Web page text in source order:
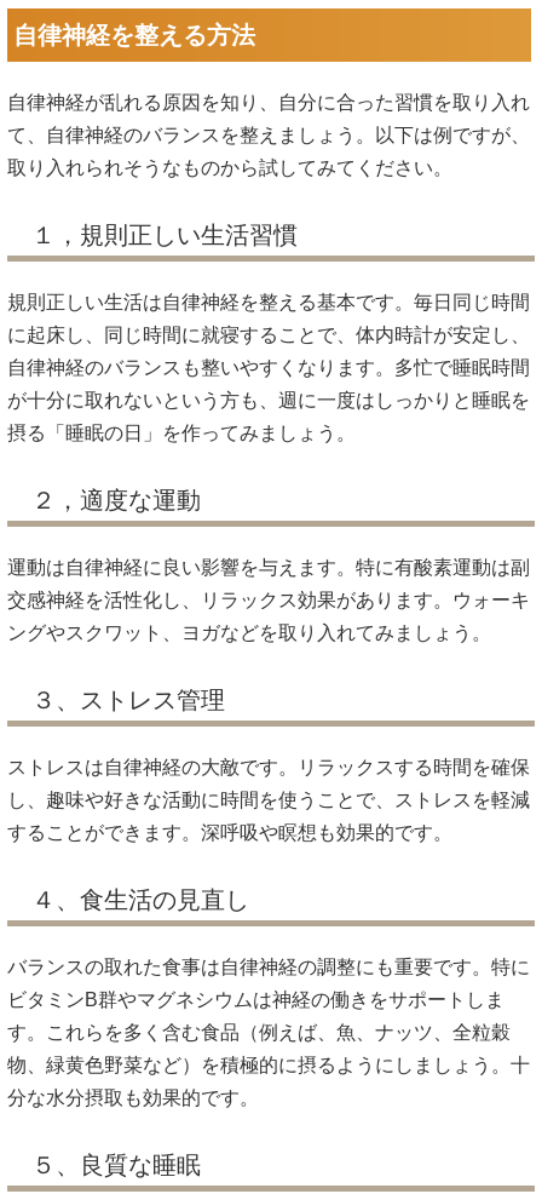
自律神経を整える方法
自律神経が乱れる原因を知り、自分に合った習慣を取り入れ
て、自律神経のバランスを整えましょう。以下は例ですが、
取り入れられそうなものから試してみてください。
１，規則正しい生活習慣
規則正しい生活は自律神経を整える基本です。毎日同じ時間
に起床し、同じ時間に就寝することで、体内時計が安定し、
自律神経のバランスも整いやすくなります。多忙で睡眠時間
が十分に取れないという方も、週に一度はしっかりと睡眠を
摂る「睡眠の日」を作ってみましょう。
２，適度な運動
運動は自律神経に良い影響を与えます。特に有酸素運動は副
交感神経を活性化し、リラックス効果があります。ウォーキ
ングやスクワット、ヨガなどを取り入れてみましょう。
３、ストレス管理
ストレスは自律神経の大敵です。リラックスする時間を確保
し、趣味や好きな活動に時間を使うことで、ストレスを軽減
することができます。深呼吸や瞑想も効果的です。
４、食生活の見直し
バランスの取れた食事は自律神経の調整にも重要です。特に
ビタミンB群やマグネシウムは神経の働きをサポートしま
す。これらを多く含む食品（例えば、魚、ナッツ、全粒穀
物、緑黄色野菜など）を積極的に摂るようにしましょう。十
分な水分摂取も効果的です。
５、良質な睡眠